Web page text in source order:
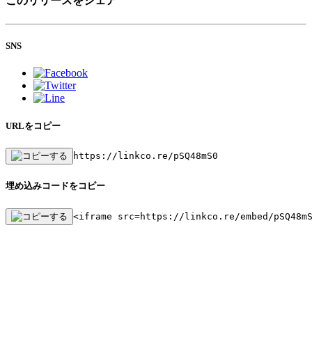
SNS
URLをコピー
https://linkco.re/pSQ48mS0
埋め込みコードをコピー
<iframe src=https://linkco.re/embed/